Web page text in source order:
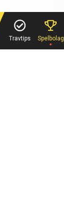
Travtips Spelbolag